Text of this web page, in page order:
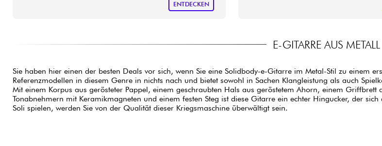
ENTDECKEN
E-GITARRE AUS METALL
Sie haben hier einen der besten Deals vor sich, wenn Sie eine Solidbody-e-Gitarre im Metal-Stil zu einem
Referenzmodellen in diesem Genre in nichts nach und bietet sowohl in Sachen Klangleistung als auch
Mit einem Korpus aus gerösteter Pappel, einem geschraubten Hals aus geröstetem Ahorn, einem
Tonabnehmern mit Keramikmagneten und einem festen Steg ist diese Gitarre ein echter Hingucker, der
Soli spielen, werden Sie von der Qualität dieser Kriegsmaschine überwältigt sein.